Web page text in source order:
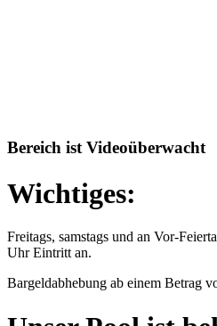
Bereich ist Videoüberwacht
Wichtiges:
Freitags, samstags und an Vor-
Uhr Eintritt an.
Bargeldabhebung ab einem Betrag